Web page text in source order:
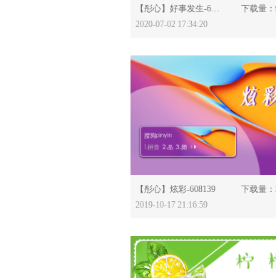
分享：
【彤心】好事发生-614581
下载量：
2020-07-02 17:34:20
分享：
【彤心】炫彩-608139
下载量：
2019-10-17 21:16:59